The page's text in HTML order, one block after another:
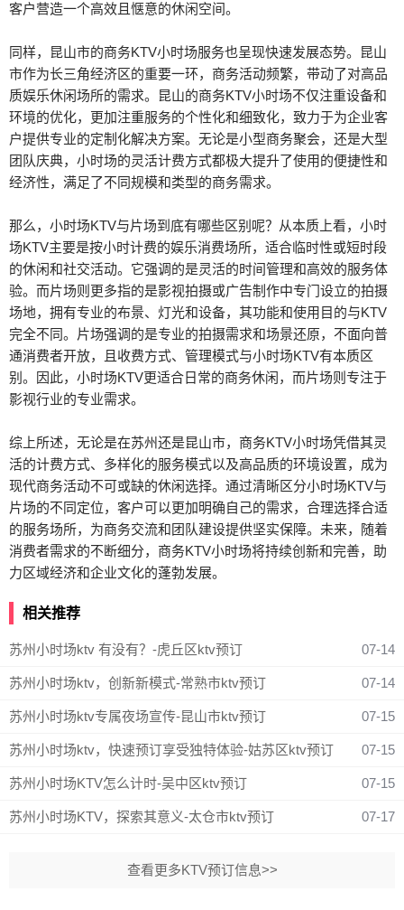
客户营造一个高效且惬意的休闲空间。
同样，昆山市的商务KTV小时场服务也呈现快速发展态势。昆山
市作为长三角经济区的重要一环，商务活动频繁，带动了对高品
质娱乐休闲场所的需求。昆山的商务KTV小时场不仅注重设备和
环境的优化，更加注重服务的个性化和细致化，致力于为企业客
户提供专业的定制化解决方案。无论是小型商务聚会，还是大型
团队庆典，小时场的灵活计费方式都极大提升了使用的便捷性和
经济性，满足了不同规模和类型的商务需求。
那么，小时场KTV与片场到底有哪些区别呢？从本质上看，小时
场KTV主要是按小时计费的娱乐消费场所，适合临时性或短时段
的休闲和社交活动。它强调的是灵活的时间管理和高效的服务体
验。而片场则更多指的是影视拍摄或广告制作中专门设立的拍摄
场地，拥有专业的布景、灯光和设备，其功能和使用目的与KTV
完全不同。片场强调的是专业的拍摄需求和场景还原，不面向普
通消费者开放，且收费方式、管理模式与小时场KTV有本质区
别。因此，小时场KTV更适合日常的商务休闲，而片场则专注于
影视行业的专业需求。
综上所述，无论是在苏州还是昆山市，商务KTV小时场凭借其灵
活的计费方式、多样化的服务模式以及高品质的环境设置，成为
现代商务活动不可或缺的休闲选择。通过清晰区分小时场KTV与
片场的不同定位，客户可以更加明确自己的需求，合理选择合适
的服务场所，为商务交流和团队建设提供坚实保障。未来，随着
消费者需求的不断细分，商务KTV小时场将持续创新和完善，助
力区域经济和企业文化的蓬勃发展。
相关推荐
苏州小时场ktv 有没有？-虎丘区ktv预订 07-14
苏州小时场ktv，创新新模式-常熟市ktv预订 07-14
苏州小时场ktv专属夜场宣传-昆山市ktv预订 07-15
苏州小时场ktv，快速预订享受独特体验-姑苏区ktv预订 07-15
苏州小时场KTV怎么计时-吴中区ktv预订 07-15
苏州小时场KTV，探索其意义-太仓市ktv预订 07-17
查看更多KTV预订信息>>